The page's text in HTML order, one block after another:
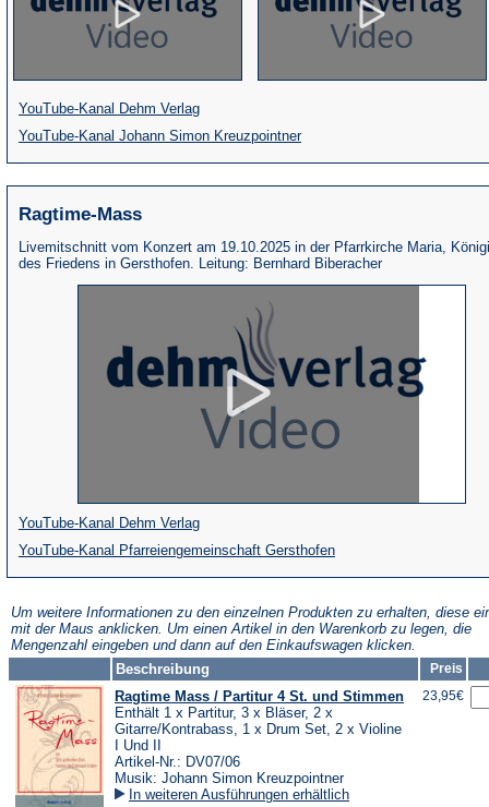
YouTube-Kanal Dehm Verlag(Öffnet
in
einem
neuen
YouTube-Kanal Johann Simon Kreuzpointner(Öffnet
in
einem
Tab)
Ragtime-Mass
Livemitschnitt vom Konzert am 19.10.2025 in der Pfarrkirche Maria,
des Friedens in Gersthofen. Leitung: Bernhard Biberacher
YouTube-Kanal Dehm Verlag(Öffnet
in
einem
neuen
Tab)
YouTube-Kanal Pfarreiengemeinschaft Gersthofen(Öffnet
in
neuen
Tab)
Um weitere Informationen zu den einzelnen Produkten zu erhalten, diese
mit der Maus anklicken. Um einen Artikel in den Warenkorb zu legen, die
Mengenzahl eingeben und dann auf den Einkaufswagen klicken.
Beschreibung
Preis
Ragtime Mass / Partitur 4 St. und Stimmen
Enthält 1 x Partitur, 3 x Bläser, 2 x
Gitarre/Kontrabass, 1 x Drum Set, 2 x Violine
I Und II
Artikel-Nr.: DV07/06
Musik: Johann Simon Kreuzpointner
In weiteren Ausführungen erhältlich
23,95€